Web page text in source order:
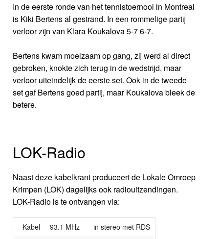
In de eerste ronde van het tennistoernooi in Montreal
is Kiki Bertens al gestrand. In een rommelige partij
verloor zijn van Klara Koukalova 5-7 6-7.
Bertens kwam moeizaam op gang, zij werd al direct
gebroken, knokte zich terug in de wedstrijd, maar
verloor uiteindelijk de eerste set. Ook in de tweede
set gaf Bertens goed partij, maar Koukalova bleek de
betere.
LOK-Radio
Naast deze kabelkrant produceert de Lokale Omroep
Krimpen (LOK) dagelijks ook radiouitzendingen.
LOK-Radio is te ontvangen via:
- Kabel 93.1 MHz
in stereo met RDS